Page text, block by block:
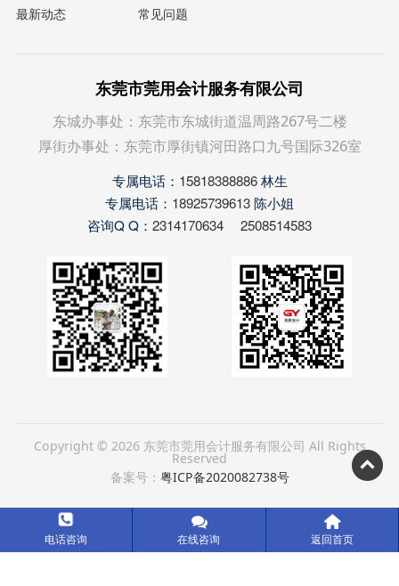
最新动态 常见问题
东莞市莞用会计服务有限公司
东城办事处：东莞市东城街道温周路267号二楼
厚街办事处：东莞市厚街镇河田路口九号国际326室
专属电话： 15818388886林生
专属电话： 18925739613陈小姐
咨询Q Q： 2314170634 2508514583
Copyright © 2026 东莞市莞用会计服务有限公司 All Rights
Reserved
备案号： 粤ICP备2020082738号

电话咨询

在线咨询

返回首页
